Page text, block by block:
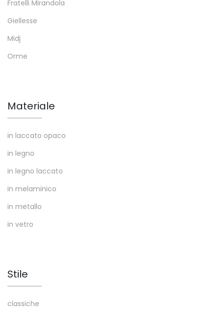
Fratelli Mirandola
Giellesse
Midj
Orme
Materiale
in laccato opaco
in legno
in legno laccato
in melaminico
in metallo
in vetro
Stile
classiche